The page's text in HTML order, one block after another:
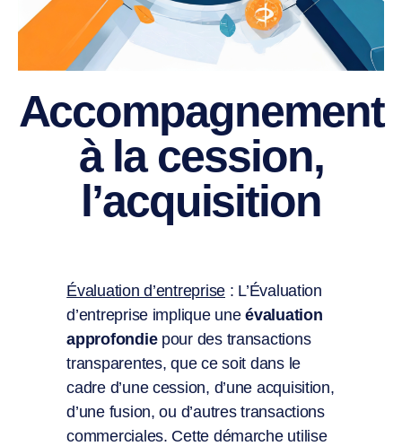
Accompagnement
à la cession,
l’acquisition
Évaluation d’entreprise : L’Évaluation
d’entreprise implique uneévaluation
approfondiepour des transactions
transparentes, que ce soit dans le
cadre d’une cession, d’une acquisition,
d’une fusion, ou d’autres transactions
commerciales. Cette démarche utilise